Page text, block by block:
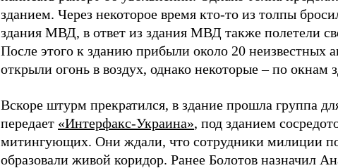
зданием. Через некоторое время кто-то из толпы
здания МВД, в ответ из здания МВД также полетели
После этого к зданию прибыли около 20 неизвестных
открыли огонь в воздух, однако некоторые – по
Вскоре штурм прекратился, в здание прошла группа
передает «Интерфакс-Украина», под зданием
митингующих. Они ждали, что сотрудники милиции
образовали живой коридор. Ранее Болотов назначил